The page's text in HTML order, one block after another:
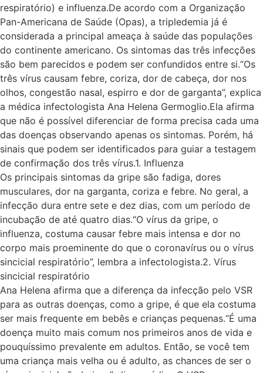
respiratório) e influenza.De acordo com a Organização
Pan-Americana de Saúde (Opas), a tripledemia já é
considerada a principal ameaça à saúde das populações
do continente americano. Os sintomas das três infecções
são bem parecidos e podem ser confundidos entre si.“Os
três vírus causam febre, coriza, dor de cabeça, dor nos
olhos, congestão nasal, espirro e dor de garganta”, explica
a médica infectologista Ana Helena Germoglio.Ela afirma
que não é possível diferenciar de forma precisa cada uma
das doenças observando apenas os sintomas. Porém, há
sinais que podem ser identificados para guiar a testagem
de confirmação dos três vírus.1. Influenza
Os principais sintomas da gripe são fadiga, dores
musculares, dor na garganta, coriza e febre. No geral, a
infecção dura entre sete e dez dias, com um período de
incubação de até quatro dias.“O vírus da gripe, o
influenza, costuma causar febre mais intensa e dor no
corpo mais proeminente do que o coronavírus ou o vírus
sincicial respiratório”, lembra a infectologista.2. Vírus
sincicial respiratório
Ana Helena afirma que a diferença da infecção pelo VSR
para as outras doenças, como a gripe, é que ela costuma
ser mais frequente em bebês e crianças pequenas.“É uma
doença muito mais comum nos primeiros anos de vida e
pouquíssimo prevalente em adultos. Então, se você tem
uma criança mais velha ou é adulto, as chances de ser o